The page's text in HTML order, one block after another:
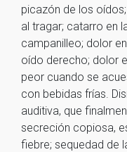
picazón de los
al tragar; catarro en
campanilleo; dolor
oído derecho; dolor
peor cuando se
con bebidas frías.
auditiva, que
secreción copiosa,
fiebre; sequedad de